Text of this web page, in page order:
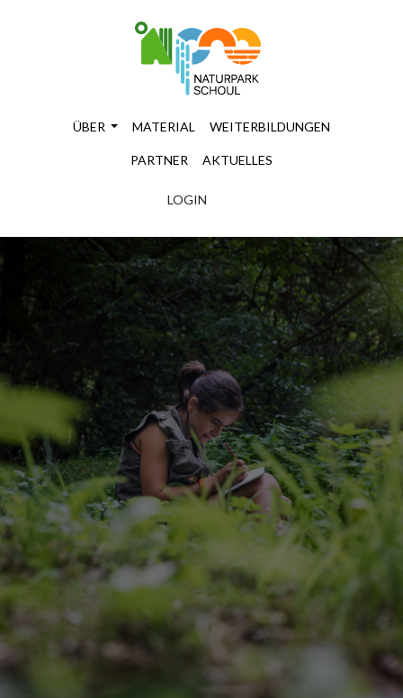
ÜBER MATERIAL WEITERBILDUNGEN
PARTNER AKTUELLES
LOGIN